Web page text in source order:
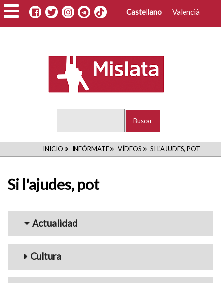
Pasar
al
contenido
Castellano Valencià
RUTA
INICIO INFÓRMATE VÍDEOS SI L'AJUDES, POT
Si l'ajudes, pot
Menu_Videos
Actualidad
Cultura